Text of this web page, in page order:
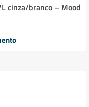
cinza/branco – Mood